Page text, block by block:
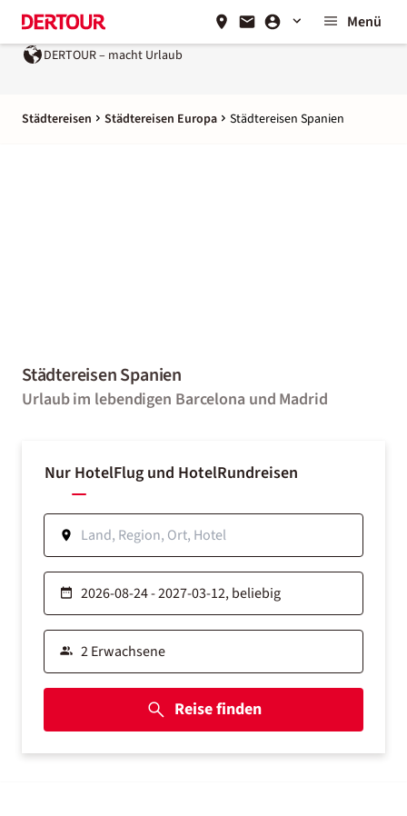
Menü
DERTOUR – macht Urlaub
Städtereisen Städtereisen Europa Städtereisen Spanien
Städtereisen Spanien
Urlaub im lebendigen Barcelona und Madrid
Nur HotelFlug und HotelRundreisen
Reise finden